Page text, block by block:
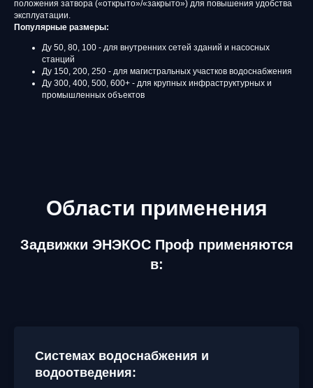
положения затвора («открыто»/«закрыто») для повышения удобства
эксплуатации.
Популярные размеры:
Ду 50, 80, 100 - для внутренних сетей зданий и насосных
станций
Ду 150, 200, 250 - для магистральных участков водоснабжения
Ду 300, 400, 500, 600+ - для крупных инфраструктурных и
промышленных объектов
Области применения
Задвижки ЭНЭКОС Проф применяются
в:
Системах водоснабжения и
водоотведения: